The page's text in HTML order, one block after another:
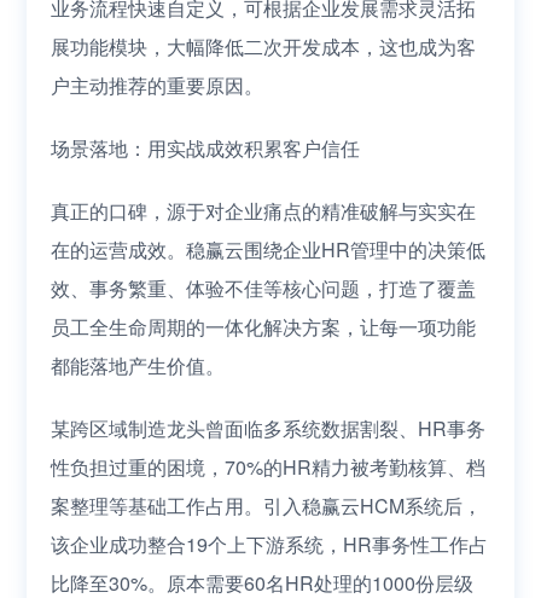
业务流程快速自定义，可根据企业发展需求灵活拓
展功能模块，大幅降低二次开发成本，这也成为客
户主动推荐的重要原因。
场景落地：用实战成效积累客户信任
真正的口碑，源于对企业痛点的精准破解与实实在
在的运营成效。稳赢云围绕企业HR管理中的决策低
效、事务繁重、体验不佳等核心问题，打造了覆盖
员工全生命周期的一体化解决方案，让每一项功能
都能落地产生价值。
某跨区域制造龙头曾面临多系统数据割裂、HR事务
性负担过重的困境，70%的HR精力被考勤核算、档
案整理等基础工作占用。引入稳赢云HCM系统后，
该企业成功整合19个上下游系统，HR事务性工作占
比降至30%。原本需要60名HR处理的1000份层级